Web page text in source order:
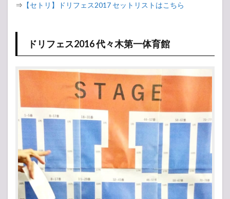
⇒ 【セトリ】ドリフェス2017 セットリストはこちら
ドリフェス2016 代々木第一体育館